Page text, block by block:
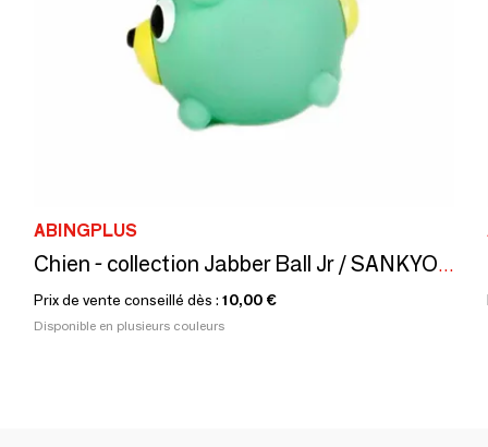
ABINGPLUS
Chien - collection Jabber Ball Jr / SANKYO TOYSS
Prix de vente conseillé dès : 10,00 €
Disponible en plusieurs couleurs